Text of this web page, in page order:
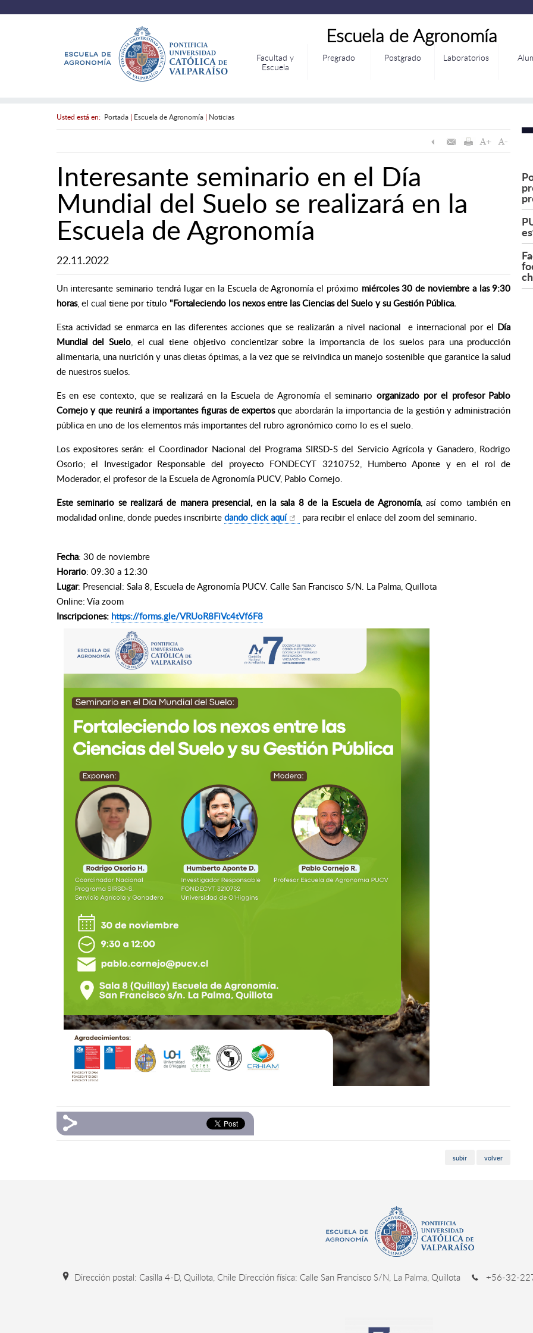
Escuela de Agronomía
Facultad y
Escuela
Pregrado Postgrado Laboratorios
Usted está en: Portada| Escuela de Agronomía| Noticias
Interesante seminario en el Día
Mundial del Suelo se realizará en la
Escuela de Agronomía
22.11.2022
Un interesante seminario tendrá lugar en la Escuela de Agronomía el próximo miércoles 30 de noviembre a las 9:30
horas, el cual tiene por título "Fortaleciendo los nexos entre las Ciencias del Suelo y su Gestión Pública.
Esta actividad se enmarca en las diferentes acciones que se realizarán a nivel nacional e internacional por el Día
Mundial del Suelo, el cual tiene objetivo concientizar sobre la importancia de los suelos para una producción
alimentaria, una nutrición y unas dietas óptimas, a la vez que se reivindica un manejo sostenible que garantice la salud
de nuestros suelos.
Es en ese contexto, que se realizará en la Escuela de Agronomía el seminarioorganizado por el profesor Pablo
Cornejo y que reunirá a importantes figuras de expertosque abordarán la importancia de la gestión y administración
pública en uno de los elementos más importantes del rubro agronómico como lo es el suelo.
Los expositores serán: el Coordinador Nacional del Programa SIRSD-S del Servicio Agrícola y Ganadero, Rodrigo
Osorio; el Investigador Responsable del proyecto FONDECYT 3210752, Humberto Aponte y en el rol de
Moderador, el profesor de la Escuela de Agronomía PUCV, Pablo Cornejo.
Este seminario se realizará de manera presencial, en la sala 8 de la Escuela de Agronomía, así como también en
modalidad online, donde puedes inscribirte dando click aquí para recibir el enlace del zoom del seminario.
Fecha: 30 de noviembre
Horario: 09:30 a 12:30
Lugar: Presencial: Sala 8, Escuela de Agronomía PUCV. Calle San Francisco S/N. La Palma, Quillota
Online: Vía zoom
Inscripciones: https://forms.gle/VRUoR8FiVc4tVf6F8
subir volver
Dirección postal: Casilla 4-D, Quillota, Chile Dirección física: Calle San Francisco S/N, La Palma, Quillota +56-32-